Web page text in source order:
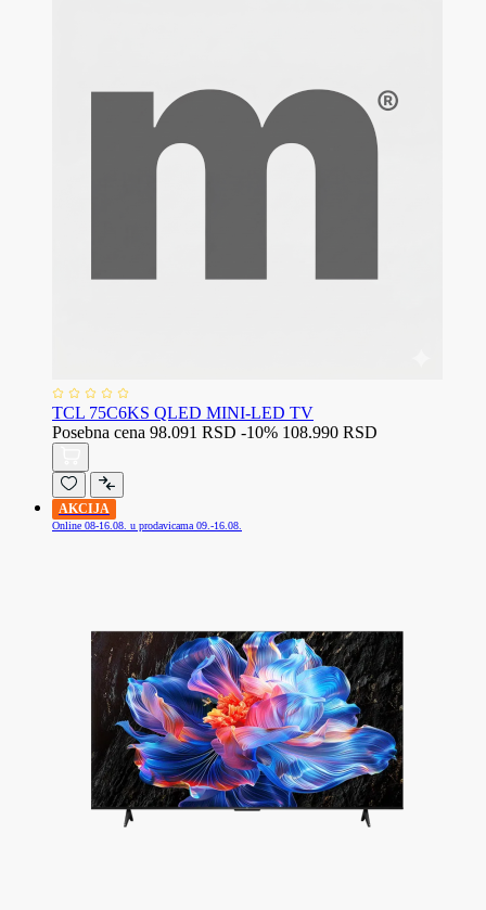
TCL 75C6KS QLED MINI-LED TV
Posebna cena 98.091 RSD -10% 108.990 RSD
AKCIJA
Online 08-16.08. u prodavicama 09.-16.08.